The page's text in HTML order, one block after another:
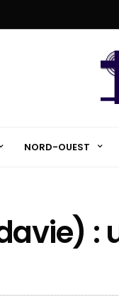
NORD-OUEST
: